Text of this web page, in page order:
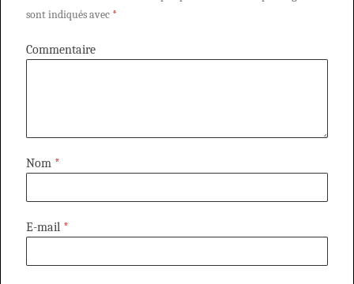
sont indiqués avec *
Commentaire
Nom *
E-mail *